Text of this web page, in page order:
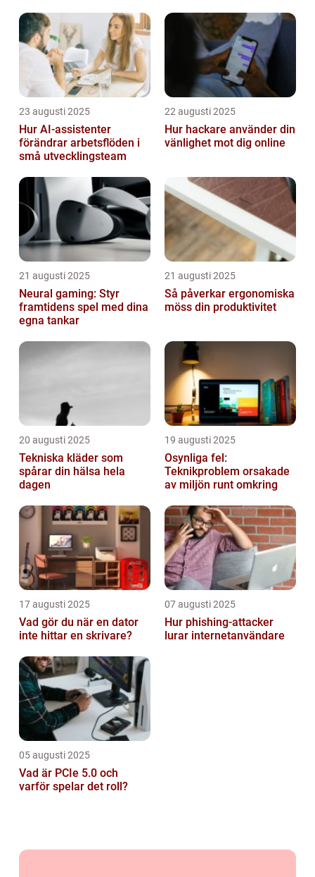
23 augusti 2025
Hur AI-assistenter
förändrar arbetsflöden i
små utvecklingsteam
22 augusti 2025
Hur hackare använder din
vänlighet mot dig online
21 augusti 2025
Neural gaming: Styr
framtidens spel med dina
egna tankar
21 augusti 2025
Så påverkar ergonomiska
möss din produktivitet
20 augusti 2025
Tekniska kläder som
spårar din hälsa hela
dagen
19 augusti 2025
Osynliga fel:
Teknikproblem orsakade
av miljön runt omkring
17 augusti 2025
Vad gör du när en dator
inte hittar en skrivare?
07 augusti 2025
Hur phishing-attacker
lurar internetanvändare
05 augusti 2025
Vad är PCIe 5.0 och
varför spelar det roll?